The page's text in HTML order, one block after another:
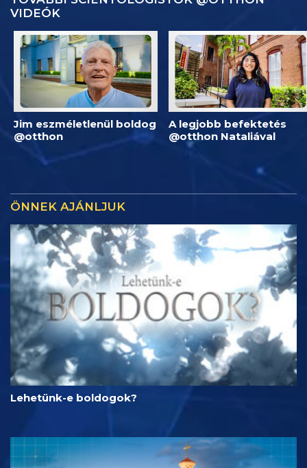
VIDEÓK
Jim eszméletlenül boldog
@otthon
A legjobb befektetés
@otthon Nataliával
ÖNNEK AJÁNLJUK
Lehetünk-e boldogok?